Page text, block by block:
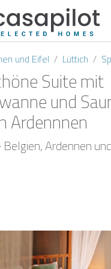
ES
und Eifel Lüttich
Suite mit
und
Ardennnen
Belgien Ardennen